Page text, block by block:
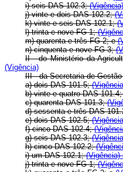
i) seis DAS 102.3;
j) vinte e dois DAS 102.2;
k) vinte e seis DAS 102.1;
l) trinta e nove FG-1;
m) quarenta e três FG-2; e
n) cinquenta e nove FG-3;
II - do Ministério da
(Vigência)
III - da Secretaria de
a) dois DAS 101.5;
b) vinte e quatro DAS
c) quarenta DAS 101.3;
d) sessenta e três DAS
e) dois DAS 102.5;
f) cinco DAS 102.4;
g) seis DAS 102.3;
h) cinco DAS 102.2;
i) um DAS 102.1;(Vigência)
j) trinta e nove FG-1;